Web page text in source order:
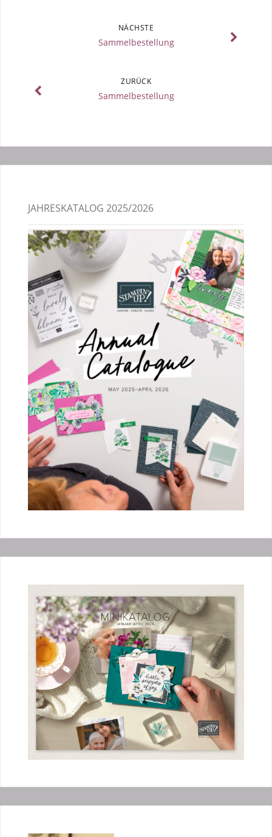
NÄCHSTE
Sammelbestellung
ZURÜCK
Sammelbestellung
JAHRESKATALOG 2025/2026